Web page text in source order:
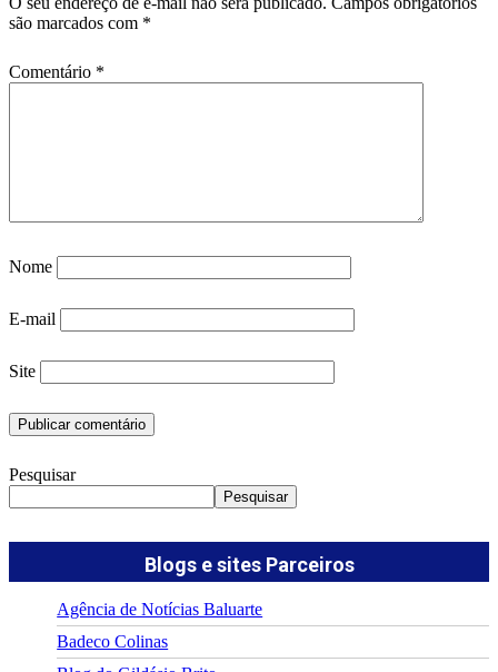
são marcados com *
Comentário *
Nome
E-mail
Site
Pesquisar
Pesquisar
Blogs e sites Parceiros
Agência de Notícias Baluarte
Badeco Colinas